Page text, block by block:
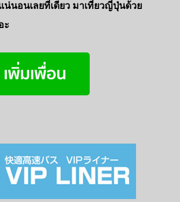
น่นอนเลยที่เดียว มาเที่ยวญี่ปุ่นด้วย
ะ